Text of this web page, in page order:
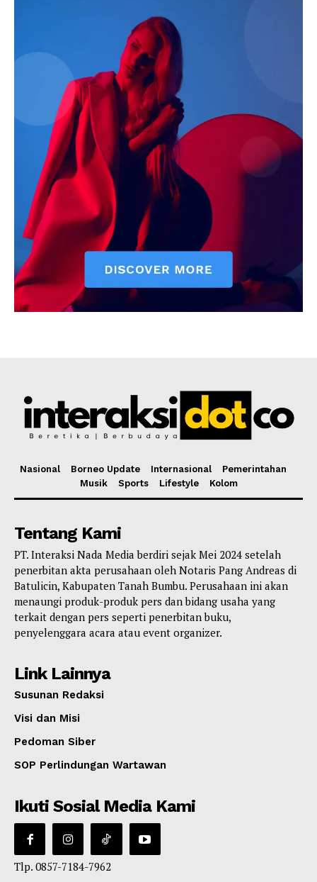
Nasional Borneo Update Internasional
Pemerintahan
Musik
Sports Lifestyle Kolom
Tentang Kami
PT. Interaksi Nada Media berdiri sejak Mei 2024 setelah
penerbitan akta perusahaan oleh Notaris Pang Andreas di
Batulicin, Kabupaten Tanah Bumbu. Perusahaan ini akan
menaungi produk-produk pers dan bidang usaha yang
terkait dengan pers seperti penerbitan buku,
penyelenggara acara atau event organizer.
Link Lainnya
Susunan Redaksi
Visi dan Misi
Pedoman Siber
SOP Perlindungan Wartawan
Ikuti Sosial Media Kami
Tlp. 0857-7184-7962